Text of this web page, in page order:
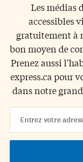
Les médias
accessibles
gratuitement à
bon moyen de
Prenez aussi
express.ca pour
dans notre
Address